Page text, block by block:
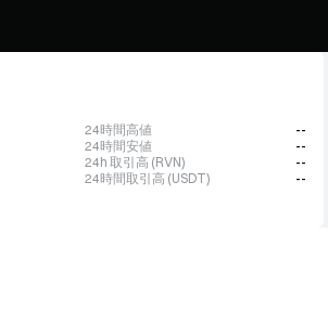
24時間高値
--
24時間安値
--
24h 取引高 (RVN)
--
24時間取引高 (USDT)
--